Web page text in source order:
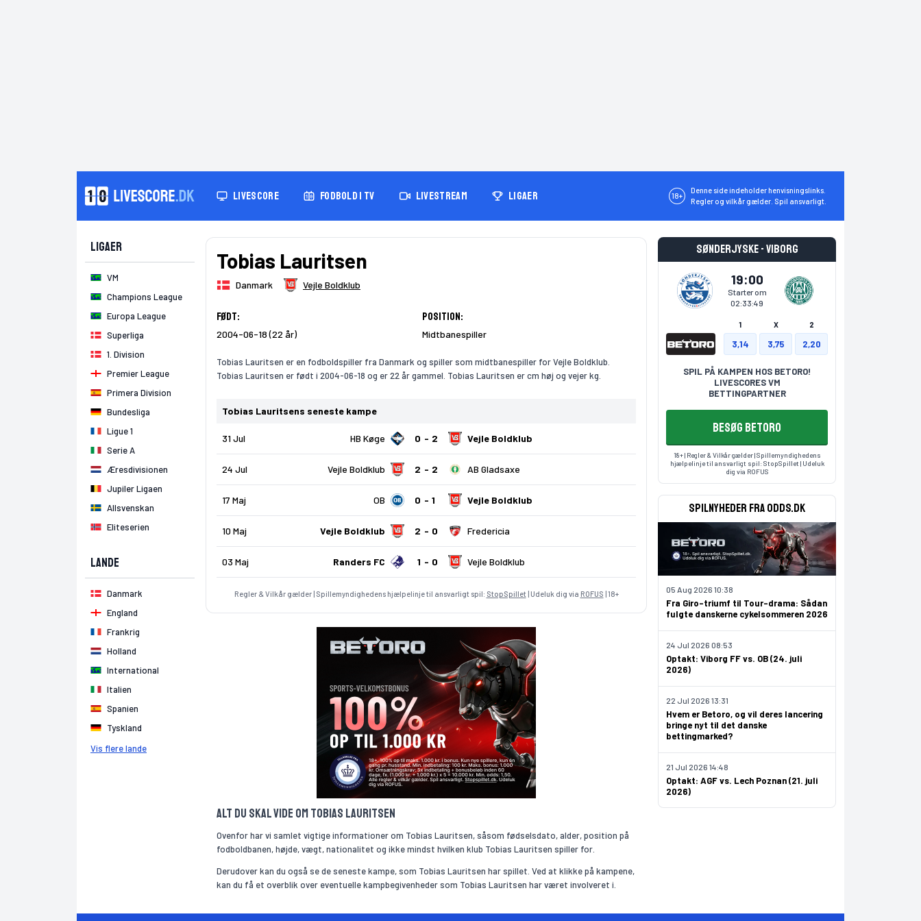
18+
Denne side indeholder henvisningslinks.
Regler og vilkår gælder. Spil ansvarligt.
LIVESCORE FODBOLD I TV LIVESTREAM LIGAER
Tobias Lauritsen
Danmark Vejle Boldklub
Født:
2004-06-18 (22 år)
Position:
Midtbanespiller
Tobias Lauritsen er en fodboldspiller fra Danmark og spiller som midtbanespiller for Vejle Boldklub.
Tobias Lauritsen er født i 2004-06-18 og er 22 år gammel. Tobias Lauritsen er cm høj og vejer kg.
Tobias Lauritsens seneste kampe
31 Jul HB Køge Vejle Boldklub
0 2
24 Jul Vejle Boldklub AB Gladsaxe
2 2
17 Maj OB Vejle Boldklub
0 1
10 Maj Vejle Boldklub Fredericia
2 0
03 Maj Randers FC Vejle Boldklub
1 0
Regler & Vilkår gælder | Spillemyndighedens hjælpelinje til ansvarligt spil: StopSpillet| Udeluk dig via ROFUS | 18+
Ligaer
VM
Champions League
Europa League
Superliga
1. Division
Premier League
Primera Division
Bundesliga
Ligue 1
Serie A
Æresdivisionen
Jupiler Ligaen
Allsvenskan
Eliteserien
Lande
Danmark
England
Frankrig
Holland
International
Italien
Spanien
Tyskland
Vis flere lande
Sønderjyske - Viborg
19:00
Starter om
02:33:49
1 X 2
3,14 3,75 2,20
SPIL PÅ KAMPEN HOS BETORO!
LIVESCORES VM
BETTINGPARTNER
BESØG BETORO
18+ | Regler & Vilkår gælder | Spillemyndighedens
hjælpelinje til ansvarligt spil:StopSpillet | Udeluk
dig via ROFUS
Spilnyheder fra odds.dk
Fra Giro-triumf til Tour-drama: Sådan
fulgte danskerne cykelsommeren 2026
05 Aug 2026 10:38
Optakt: Viborg FF vs. OB (24. juli
2026)
24 Jul 2026 08:53
Hvem er Betoro, og vil deres lancering
bringe nyt til det danske
bettingmarked?
22 Jul 2026 13:31
Optakt: AGF vs. Lech Poznan (21. juli
2026)
21 Jul 2026 14:48
Alt du skal vide om Tobias Lauritsen
Ovenfor har vi samlet vigtige informationer om Tobias Lauritsen, såsom fødselsdato, alder, position på
fodboldbanen, højde, vægt, nationalitet og ikke mindst hvilken klub Tobias Lauritsen spiller for.
Derudover kan du også se de seneste kampe, som Tobias Lauritsen har spillet. Ved at klikke på kampene,
kan du få et overblik over eventuelle kampbegivenheder som Tobias Lauritsen har været involveret i.